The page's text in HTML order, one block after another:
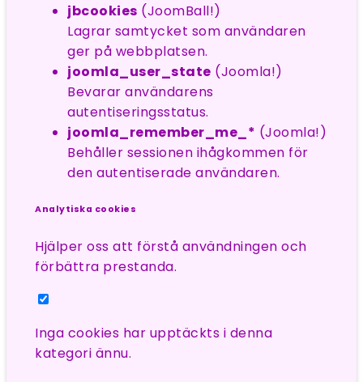
jbcookies (JoomBall!)
Lagrar samtycket som användaren
ger på webbplatsen.
joomla_user_state (Joomla!)
Bevarar användarens
autentiseringsstatus.
joomla_remember_me_* (Joomla!)
Behåller sessionen ihågkommen för
den autentiserade användaren.
Analytiska cookies
Hjälper oss att förstå användningen och
förbättra prestanda.
Inga cookies har upptäckts i denna
kategori ännu.